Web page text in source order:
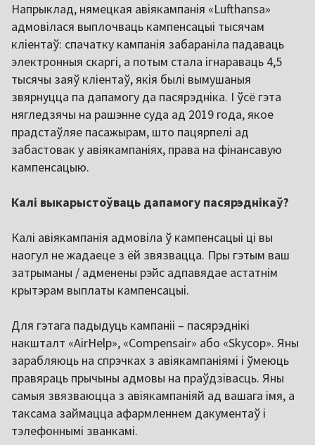
Напрыклад, нямецкая авіякампанія «Lufthansa»
адмовілася выплочваць кампенсацыі тысячам
кліентаў: спачатку кампанія забараніла падаваць
электронныя скаргі, а потым стала ігнараваць 4,5
тысячы заяў кліентаў, якія былі вымушаныя
звярнуцца па дапамогу да пасярэдніка. І ўсё гэта
нягледзячы на рашэнне суда ад 2019 года, якое
прадстаўляе пасажырам, што пацярпелі ад
забастовак у авіякампаніях, права на фінансавую
кампенсацыю.
Калі выкарыстоўваць дапамогу пасярэднікаў?
Калі авіякампанія адмовіла ў кампенсацыі ці вы
наогул не жадаеце з ёй звязвацца. Пры гэтым ваш
затрыманы / адменены рэйс адпавядае астатнім
крытэрам выплаты кампенсацыі.
Для гэтага падыдуць кампаніі – пасярэднікі
накшталт «AirHelp», «Compensair» або «Skycop». Яны
зарабляюць на спрэчках з авіякампаніямі і ўмеюць
правяраць прычыны адмовы на праўдзівасць. Яны
самыя звязваюцца з авіякампаніяй ад вашага імя, а
таксама займацца афармленнем дакументаў і
тэлефоннымі званкамі.